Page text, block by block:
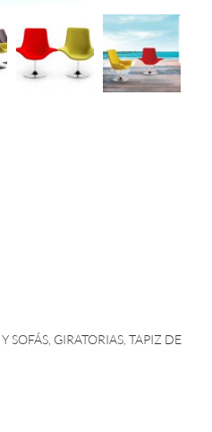
Compras
SOFÁS GIRATORIAS TAPIZ DE